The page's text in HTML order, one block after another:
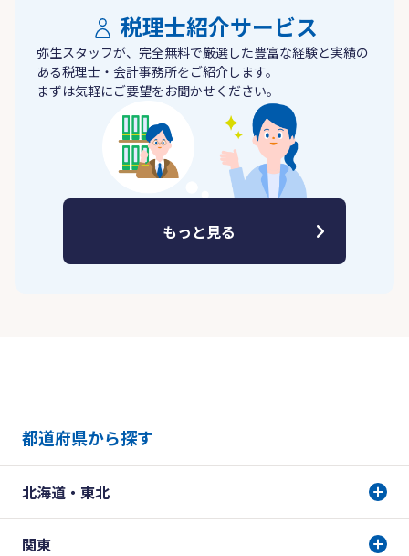
税理士紹介サービス
弥生スタッフが、完全無料で厳選した豊富な経験と実績の
ある税理士・会計事務所をご紹介します。
まずは気軽にご要望をお聞かせください。
もっと見る
都道府県から探す
北海道・東北
関東